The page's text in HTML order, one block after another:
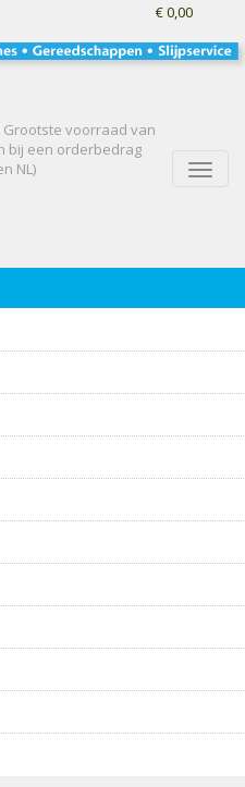
Grootste voorraad van
bij een orderbedrag
NL)
€ 0,00
Toggle